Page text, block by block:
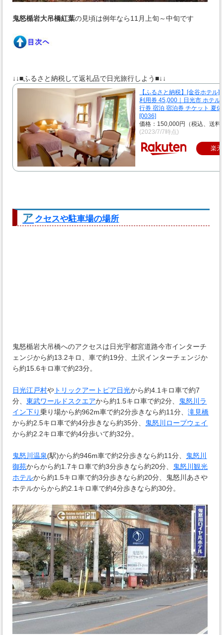
鬼怒楯岩大吊橋紅葉の見頃は例年なら11月上旬～中旬です
↓↓■ふるさと納税して返礼品で日光旅行しよう■↓↓
【ふるさと納税】[金谷ホテル
利用券 45,000｜日光市 ホテ
行券 宿泊 宿泊券 チケット 夏
[0036]
価格：150,000円（税込、送
(2023/7/7時点)
楽
ア クセスや駐車場の場所
鬼怒楯岩大吊橋へのアクセスは日光宇都宮道路今市インターチ
ェンジから約13.2キロ、車で約19分、土沢インターチェンジか
ら約15.6キロ車で約23分。
日光江戸村や トリックアートピア日光から約4.1キロ車で約7
分、東武ワールドスクエアから約1.5キロ車で約2分、 鬼怒川ラ
イン下り乗り場から約962m車で約2分歩きなら約11分、滝見橋
から約2.5キロ車で約4分歩きなら約35分、 鬼怒川ロープウェイ
から約2.2キロ車で約4分歩いて約32分。
鬼怒川温泉(駅)から約946m車で約2分歩きなら約11分、 鬼怒川
御苑からから約1.7キロ車で約3分歩きなら約20分、 鬼怒川観光
ホテルから約1.5キロ車で約3分歩きなら約20分、鬼怒川あさや
ホテルからから約2.1キロ車で約4分歩きなら約30分。